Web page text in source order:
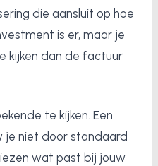
die aansluit op hoe
is er, maar je
kijken dan de factuur
te kijken. Een
je niet door standaard
wat past bij jouw